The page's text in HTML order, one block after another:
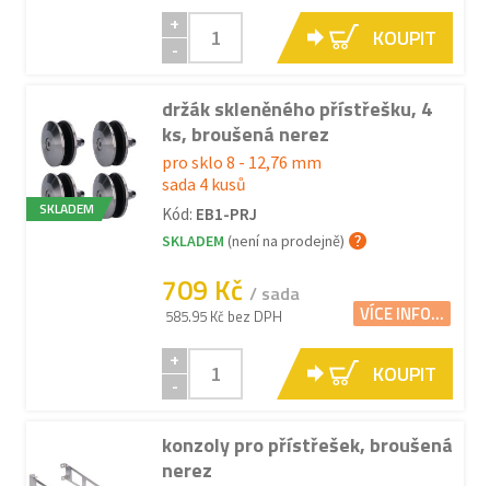
+
-
KOUPIT
SKLADEM
držák skleněného přístřešku, 4
ks, broušená nerez
pro sklo 8 - 12,76 mm
sada 4 kusů
Kód: EB1-PRJ
SKLADEM (není na prodejně)
709 Kč / sada
585.95 Kč bez DPH VÍCE INFO...
+
-
KOUPIT
konzoly pro přístřešek, broušená
nerez